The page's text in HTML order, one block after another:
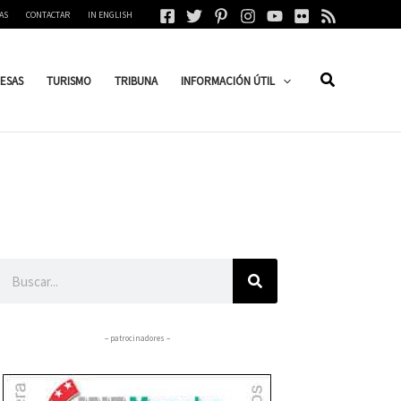
CONTACTAR IN ENGLISH
TURISMO TRIBUNA INFORMACIÓN ÚTIL
– patrocinadores –